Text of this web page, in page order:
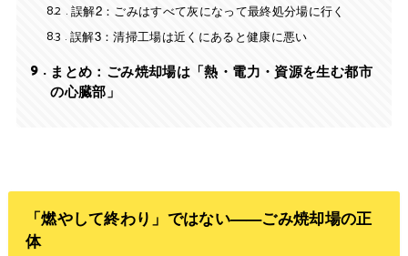
8.2 誤解2：ごみはすべて灰になって最終処分場に行く
8.3 誤解3：清掃工場は近くにあると健康に悪い
9
まとめ：ごみ焼却場は「熱・電力・資源を生む都市
の心臓部」
「燃やして終わり」ではない——ごみ焼却場の正
体